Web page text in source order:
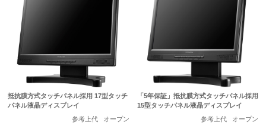
抵抗膜方式タッチパネル採用 17型タッチ
パネル液晶ディスプレイ
参考上代
オープン
「5年保証」抵抗膜方式タッチパネル採用
15型タッチパネル液晶ディスプレイ
参考上代
オープン